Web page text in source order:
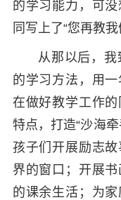
的学习能力，可
同写上了“您再教我
从那以后，
的学习方法，用
在做好教学工作
特点，打造“沙海
孩子们开展励志
界的窗口；开展
的课余生活；为